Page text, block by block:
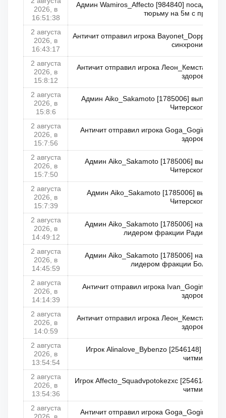
2026, в
16:51:38
Админ Wamiros_Affecto [984840] посадил
тюрьму на 5м с
2 августа
2026, в
16:43:17
Античит отправил игрока Bayonet_Doppler
синхронизации)
2 августа
2026, в
15:8:12
Античит отправил игрока Леон_Кемстач
здоровья)
2 августа
2026, в
15:8:6
Админ Aiko_Sakamoto [1785006] выпустил
Читерского мира
2 августа
2026, в
15:7:56
Античит отправил игрока Goga_Gogin
здоровья)
2 августа
2026, в
15:7:50
Админ Aiko_Sakamoto [1785006]
Читерского мира
2 августа
2026, в
15:7:39
Админ Aiko_Sakamoto [1785006]
Читерского мира
2 августа
2026, в
14:49:12
Админ Aiko_Sakamoto [1785006]
лидером фракции
2 августа
2026, в
14:45:59
Админ Aiko_Sakamoto [1785006]
лидером фракции
2 августа
2026, в
14:14:39
Античит отправил игрока Ivan_Gogin
здоровья)
2 августа
2026, в
14:0:59
Античит отправил игрока Леон_Кемстач
здоровья)
2 августа
2026, в
13:54:54
Игрок Alinalove_Bybenzo [2546148]
читмире)
2 августа
2026, в
13:54:36
Игрок Affecto_Squadvpotokezxc [2546146]
читмире)
2 августа
Античит отправил игрока Goga_Gogin